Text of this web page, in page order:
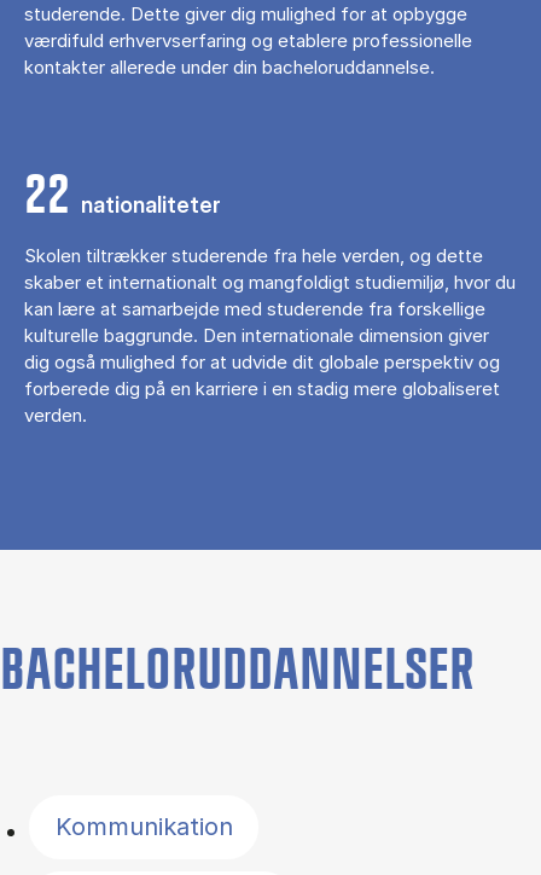
studerende. Dette giver dig mulighed for at opbygge
værdifuld erhvervserfaring og etablere professionelle
kontakter allerede under din bacheloruddannelse.
22 nationaliteter
Skolen tiltrækker studerende fra hele verden, og dette
skaber et internationalt og mangfoldigt studiemiljø, hvor du
kan lære at samarbejde med studerende fra forskellige
kulturelle baggrunde. Den internationale dimension giver
dig også mulighed for at udvide dit globale perspektiv og
forberede dig på en karriere i en stadig mere globaliseret
verden.
BACHELORUDDANNELSER
Kommunikation